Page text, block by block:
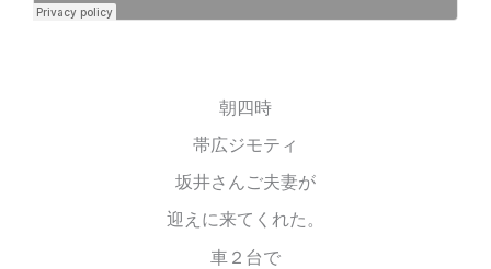
朝四時
帯広ジモティ
坂井さんご夫妻が
迎えに来てくれた。
車２台で